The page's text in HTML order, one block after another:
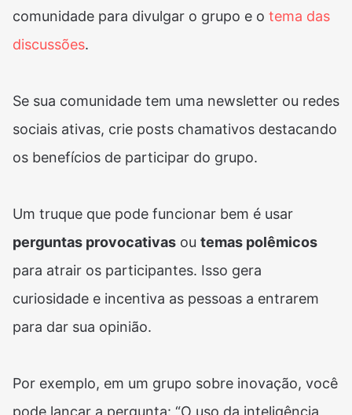
comunidade para divulgar o grupo e o tema das
discussões.
Se sua comunidade tem uma newsletter ou redes
sociais ativas, crie posts chamativos destacando
os benefícios de participar do grupo.
Um truque que pode funcionar bem é usar
perguntas provocativas ou temas polêmicos
para atrair os participantes. Isso gera
curiosidade e incentiva as pessoas a entrarem
para dar sua opinião.
Por exemplo, em um grupo sobre inovação, você
pode lançar a pergunta: “O uso da inteligência